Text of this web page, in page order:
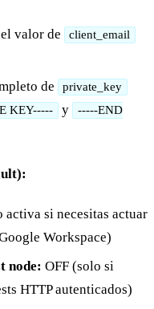
valor de client_email
de private_key
KEY----- y
-----END
activa si necesitas actuar
Workspace)
node: OFF (solo si
HTTP autenticados)